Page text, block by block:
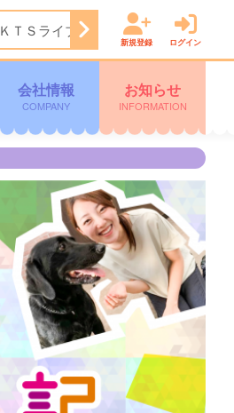
ＫＴＳライブニュース 19:00
新規登録 ログイン
会社情報
COMPANY
お知らせ
INFORMATION